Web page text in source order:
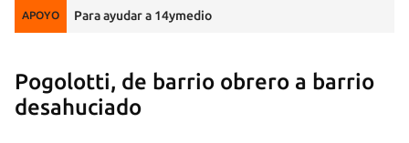
APOYO Para ayudar a 14ymedio
Pogolotti, de barrio obrero a barrio
desahuciado